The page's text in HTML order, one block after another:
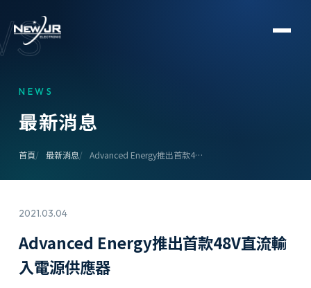
NEWS
最新消息
首頁 最新消息 Advanced Energy推出首款4…
2021.03.04
Advanced Energy推出首款48V直流輸
入電源供應器